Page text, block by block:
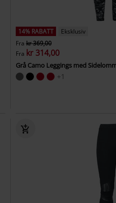
14% RABATT
Eksklusiv
Fra kr 369,00
Fra kr 314,00
Grå Camo Leggings med
+1